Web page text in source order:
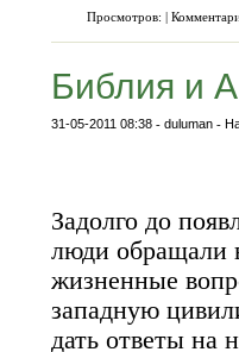
Просмотров: |
Библия и
31-05-2011 08:38 -duluman -
Задолго до
люди обращали
жизненные
западную
дать ответы на